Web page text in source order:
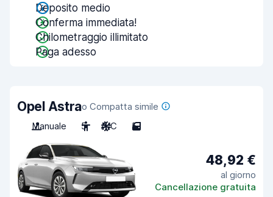
Deposito medio
Conferma immediata!
Chilometraggio illimitato
Paga adesso
Opel Astrao Compatta simile
Manuale
5 A/C 5
48,92 €
al giorno
Cancellazione gratuita